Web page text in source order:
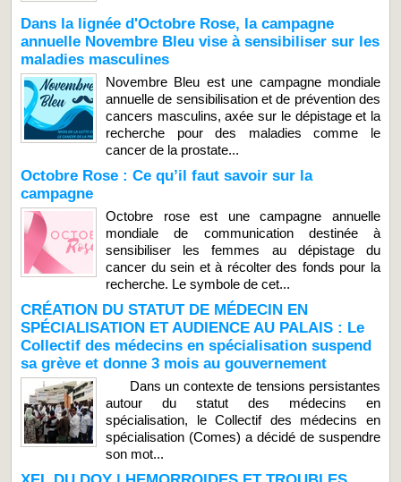
Dans la lignée d'Octobre Rose, la campagne
annuelle Novembre Bleu vise à sensibiliser sur les
maladies masculines
Novembre Bleu est une campagne mondiale
annuelle de sensibilisation et de prévention des
cancers masculins, axée sur le dépistage et la
recherche pour des maladies comme le
cancer de la prostate...
Octobre Rose : Ce qu’il faut savoir sur la
campagne
Octobre rose est une campagne annuelle
mondiale de communication destinée à
sensibiliser les femmes au dépistage du
cancer du sein et à récolter des fonds pour la
recherche. Le symbole de cet...
CRÉATION DU STATUT DE MÉDECIN EN
SPÉCIALISATION ET AUDIENCE AU PALAIS : Le
Collectif des médecins en spécialisation suspend
sa grève et donne 3 mois au gouvernement
Dans un contexte de tensions persistantes
autour du statut des médecins en
spécialisation, le Collectif des médecins en
spécialisation (Comes) a décidé de suspendre
son mot...